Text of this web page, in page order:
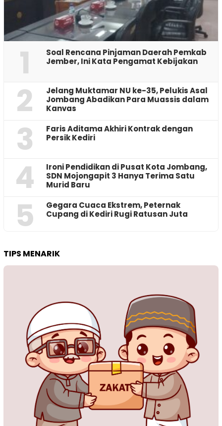
1
‎Soal Rencana Pinjaman Daerah Pemkab
Jember, Ini Kata Pengamat Kebijakan ‎
2
Jelang Muktamar NU ke-35, Pelukis Asal
Jombang Abadikan Para Muassis dalam
Kanvas
3
Faris Aditama Akhiri Kontrak dengan
Persik Kediri
4
Ironi Pendidikan di Pusat Kota Jombang,
SDN Mojongapit 3 Hanya Terima Satu
Murid Baru
5
‎Gegara Cuaca Ekstrem, Peternak
Cupang di Kediri Rugi Ratusan Juta
TIPS MENARIK